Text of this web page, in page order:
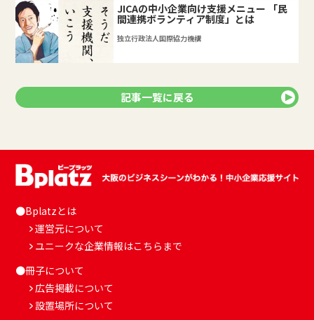
JICAの中小企業向け支援メニュー 「民
間連携ボランティア制度」とは
独立行政法人国際協力機構
記事一覧に戻る
●Bplatzとは
運営元について
ユニークな企業情報はこちらまで
●冊子について
広告掲載について
設置場所について